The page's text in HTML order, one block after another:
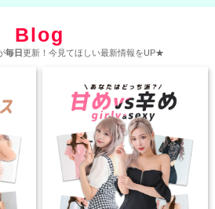
Blog
毎日更新！今見てほしい最新情報をUP★